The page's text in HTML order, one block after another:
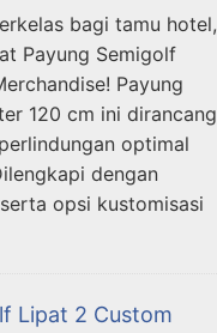
bagi tamu hotel,
Payung Semigolf
Payung
120 cm ini dirancang
optimal
dengan
opsi kustomisasi
Lipat 2 Custom